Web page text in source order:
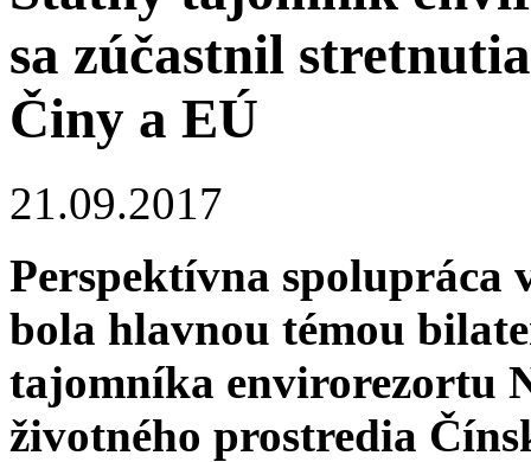
sa zúčastnil
Činy a EÚ
21.09.2017
Perspektívna spolupráca
bola hlavnou témou
tajomníka envirorezortu
životného prostredia